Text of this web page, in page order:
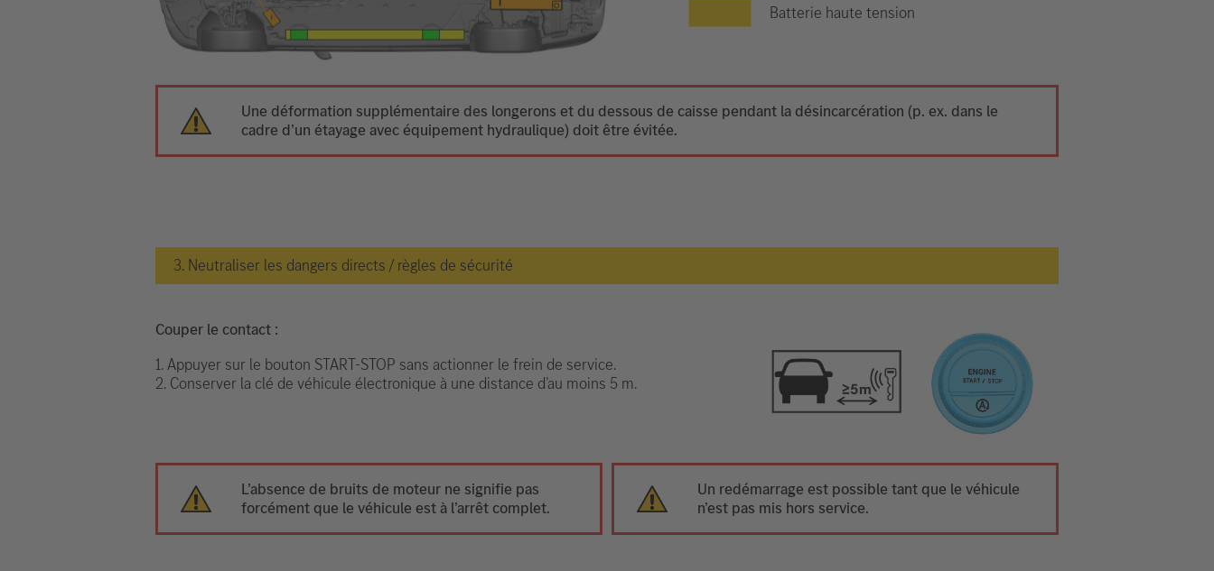
Batterie haute tension
Une déformation supplémentaire des longerons et du dessous de caisse pendant la désincarcération (p. ex. dans le
cadre d’un étayage avec équipement hydraulique) doit être évitée.
3. Neutraliser les dangers directs / règles de sécurité
Couper le contact :
1. Appuyer sur le bouton START-STOP sans actionner le frein de service.
2. Conserver la clé de véhicule électronique à une distance d’au moins 5 m.
L’absence de bruits de moteur ne signifie pas
forcément que le véhicule est à l’arrêt complet.
Un redémarrage est possible tant que le véhicule
n’est pas mis hors service.